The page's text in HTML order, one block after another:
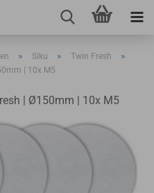
» Siku » Twin Fresh »
| 10x M5
| Ø150mm | 10x M5